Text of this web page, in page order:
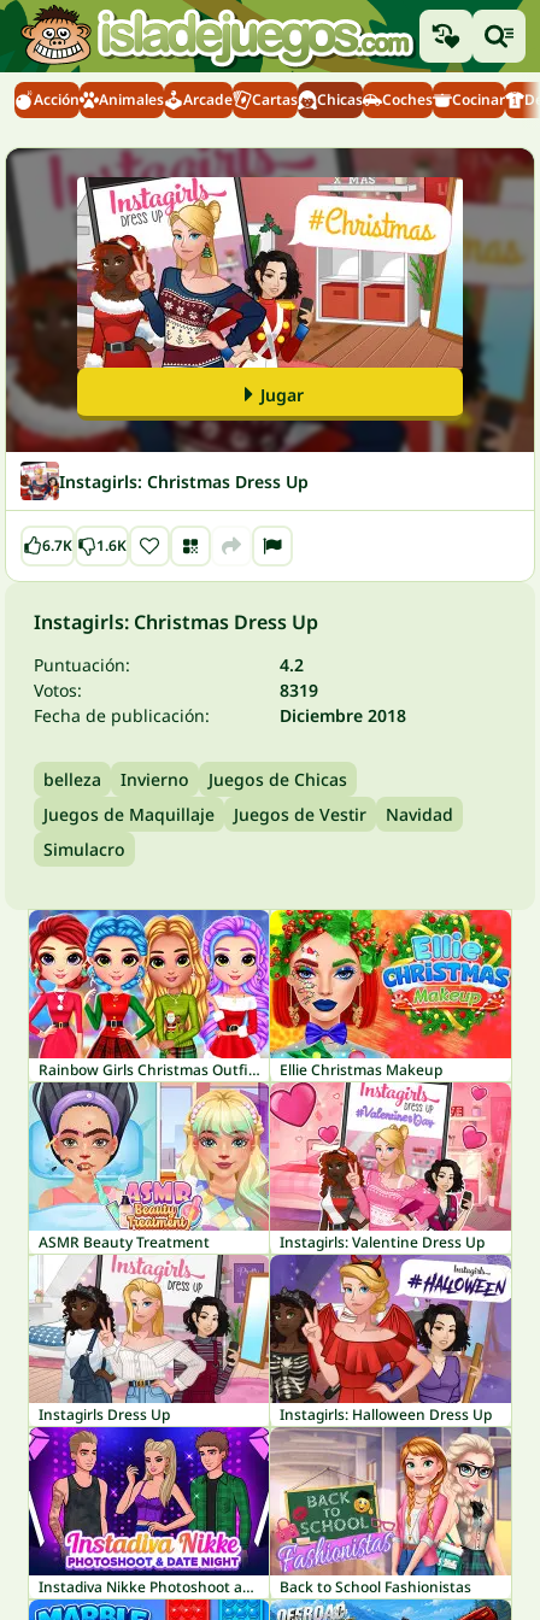
Acción Animales Arcade Cartas Chicas Coches Cocinar
Jugar
Instagirls: Christmas Dress Up
6.7K 1.6K
Instagirls: Christmas Dress Up
Puntuación:
4.2
Votos:
8319
Fecha de publicación:
Diciembre 2018
belleza Invierno
Juegos de Chicas
Juegos de Maquillaje
Juegos de Vestir
Navidad
Simulacro
Rainbow Girls Christmas Outfits Ellie Christmas Makeup
ASMR Beauty Treatment Instagirls: Valentine Dress Up
Instagirls Dress Up Instagirls: Halloween Dress Up
Instadiva Nikke Photoshoot and Date Night Back to School Fashionistas